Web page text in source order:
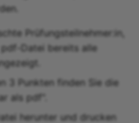
Prüfungsteilnehmer:in,
Datei bereits alle
3 Punkten finden Sie die
als pdf".
herunter und drucken